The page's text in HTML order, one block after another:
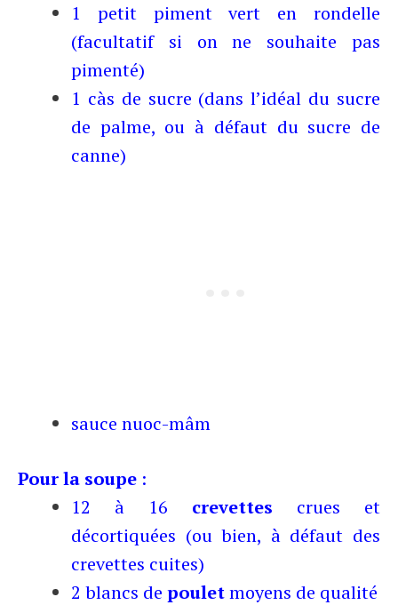
1 petit piment vert en rondelle
(facultatif si on ne souhaite pas
pimenté)
1 càs de sucre (dans l’idéal du sucre
de palme, ou à défaut du sucre de
canne)
sauce nuoc-mâm
Pour la soupe :
12 à 16 crevettes crues et
décortiquées (ou bien, à défaut des
crevettes cuites)
2 blancs de pouletmoyens de qualité